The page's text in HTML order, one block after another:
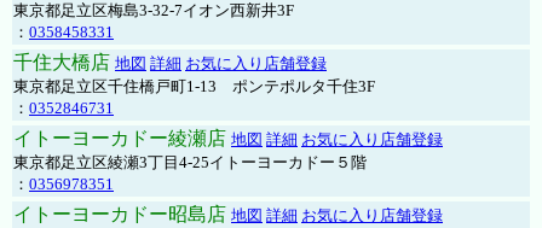
東京都足立区梅島3-32-7イオン西新井3F
： 0358458331
千住大橋店 地図 詳細 お気に入り店舗登録
東京都足立区千住橋戸町1-13 ポンテポルタ千住3F
： 0352846731
イトーヨーカドー綾瀬店 地図 詳細 お気に入り店舗登録
東京都足立区綾瀬3丁目4-25イトーヨーカドー５階
： 0356978351
イトーヨーカドー昭島店 地図 詳細 お気に入り店舗登録